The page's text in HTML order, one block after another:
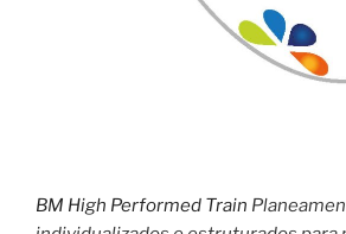
BM High Performed Train